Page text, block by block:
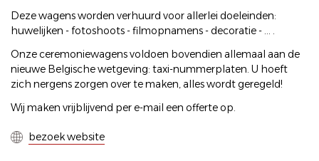
Deze wagens worden verhuurd voor allerlei doeleinden:
huwelijken - fotoshoots - filmopnamens - decoratie - ... .
Onze ceremoniewagens voldoen bovendien allemaal aan de
nieuwe Belgische wetgeving: taxi-nummerplaten. U hoeft
zich nergens zorgen over te maken, alles wordt geregeld!
Wij maken vrijblijvend per e-mail een offerte op.
bezoek website